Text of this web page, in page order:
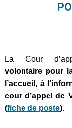
La Cour
volontaire pour
l’accueil, à
cour d’appel de
(fiche de poste).